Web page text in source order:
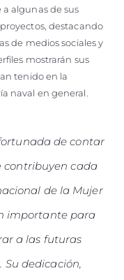
algunas de sus
destacando
de medios sociales y
mostrarán sus
tenido en la
naval en general.
de contar
contribuyen cada
de la Mujer
importante para
a las futuras
Su dedicación,